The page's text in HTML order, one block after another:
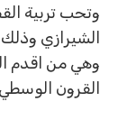
وتحب تربية
الشيرازي
وهي من اقدم
القرون الوسطي.